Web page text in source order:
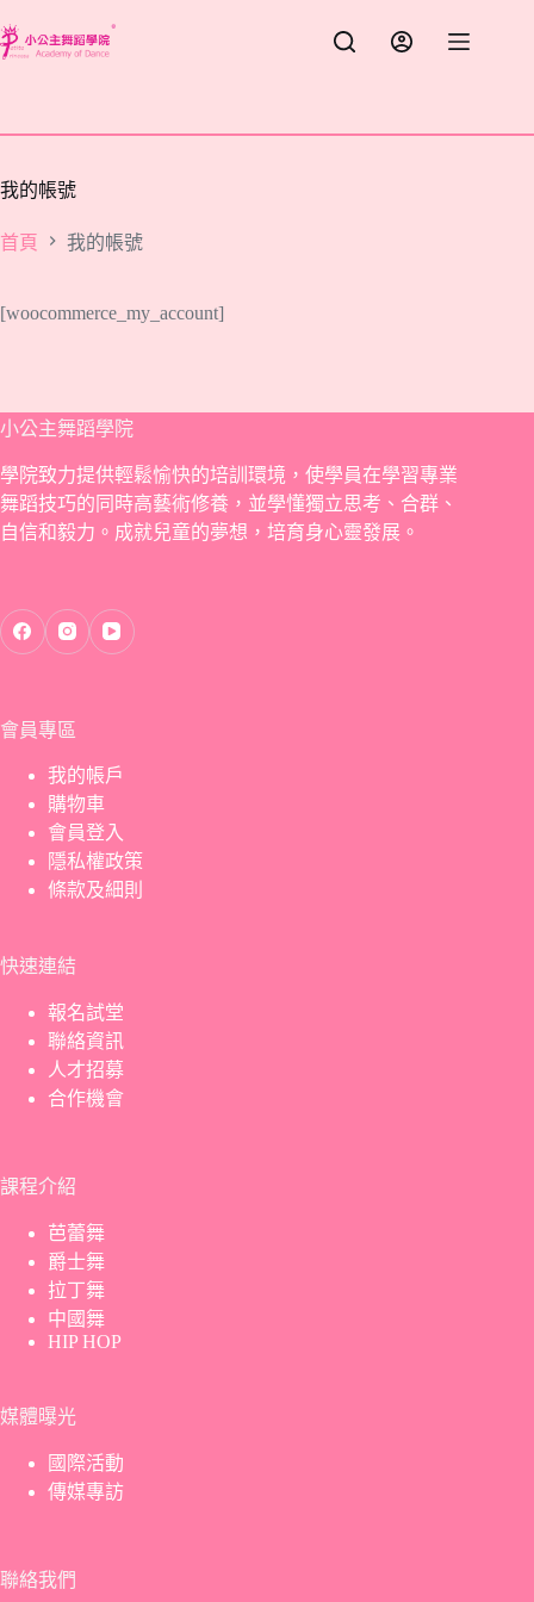
至
內
我的帳號
首頁 我的帳號
[woocommerce_my_account]
小公主舞蹈學院
學院致力提供輕鬆愉快的培訓環境，使學員在學習專業
舞蹈技巧的同時高藝術修養，並學懂獨立思考、合群、
自信和毅力。成就兒童的夢想，培育身心靈發展。
會員專區
我的帳戶
購物車
會員登入
隱私權政策
條款及細則
快速連結
報名試堂
聯絡資訊
人才招募
合作機會
課程介紹
芭蕾舞
爵士舞
拉丁舞
中國舞
HIP HOP
媒體曝光
國際活動
傳媒專訪
聯絡我們